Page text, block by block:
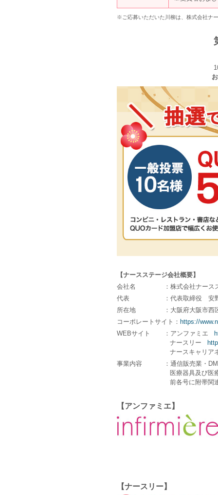
※ご応募いただいた川柳は、株式会社ナ
【ナースステージ会社概要】
会社名
：株式会社ナース
代表
：代表取締役 安
所在地
：大阪府大阪市
コーポレートサイト ：https://
WEBサイト
：アンファミエ
ナースリー
ナースキャリ
事業内容
：通信販売業・
医療器具及び医
前各号に附帯関
【アンファミエ】
【ナースリー】